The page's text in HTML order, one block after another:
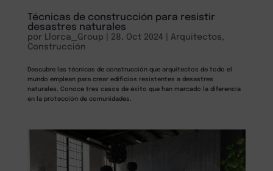
Técnicas de construcción para resistir
desastres naturales
por Llorca_Group 28, Oct 2024 Arquitectos,
Construcción
Descubre las técnicas de construcción que arquitectos de todo el
mundo emplean para crear edificios resistentes a desastres
naturales. Conoce tres casos de éxito que han marcado la diferencia
en la protección de comunidades.